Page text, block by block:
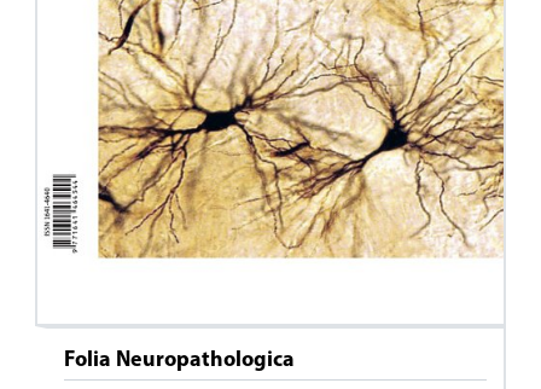
Folia Neuropathologica